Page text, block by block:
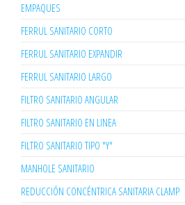
EMPAQUES
FERRUL SANITARIO CORTO
FERRUL SANITARIO EXPANDIR
FERRUL SANITARIO LARGO
FILTRO SANITARIO ANGULAR
FILTRO SANITARIO EN LINEA
FILTRO SANITARIO TIPO "Y"
MANHOLE SANITARIO
REDUCCIÓN CONCÉNTRICA SANITARIA CLAMP